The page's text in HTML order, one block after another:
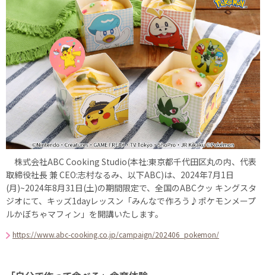
株式会社ABC Cooking Studio(本社:東京都千代田区丸の内、代表
取締役社長 兼 CEO:志村なるみ、以下ABC)は、2024年7月1日
(月)~2024年8月31日(土)の期間限定で、全国のABCクッ キングスタ
ジオにて、キッズ1dayレッスン「みんなで作ろう♪ポケモンメープ
ルかぼちゃマフィン」を開講いたします。
https://www.abc-cooking.co.jp/campaign/202406_pokemon/